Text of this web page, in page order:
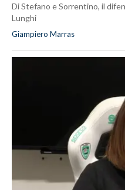
Di Stefano e Sorrentino, il
Lunghi
Giampiero Marras